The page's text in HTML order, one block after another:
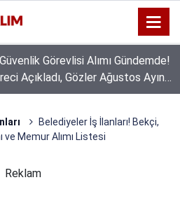
Görevlisi Alımı Gündemde!
Açıkladı, Gözler Ağustos Ayına
Belediyeler İş İlanları! Bekçi,
ve Memur Alımı Listesi
Reklam